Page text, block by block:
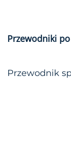
Przewodniki
Przewodnik